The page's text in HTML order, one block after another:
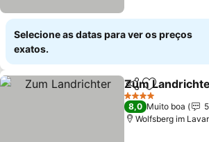
Selecione as datas para ver os preços
exatos.
PartilharAdicionar
Zum
4 Estrelas
8,0 Muito boa
5
Wolfsberg im